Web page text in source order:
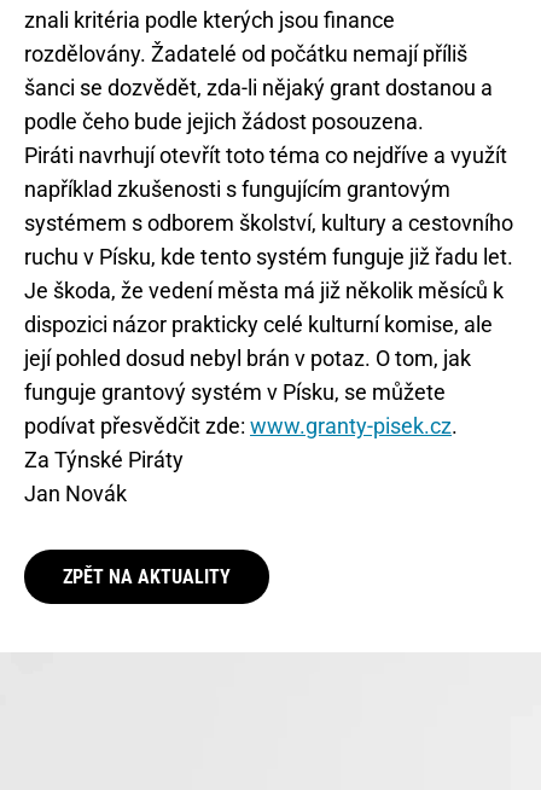
znali kritéria podle kterých jsou finance
rozdělovány. Žadatelé od počátku nemají příliš
šanci se dozvědět, zda-li nějaký grant dostanou a
podle čeho bude jejich žádost posouzena.
Piráti navrhují otevřít toto téma co nejdříve a využít
například zkušenosti s fungujícím grantovým
systémem s odborem školství, kultury a cestovního
ruchu v Písku, kde tento systém funguje již řadu let.
Je škoda, že vedení města má již několik měsíců k
dispozici názor prakticky celé kulturní komise, ale
její pohled dosud nebyl brán v potaz. O tom, jak
funguje grantový systém v Písku, se můžete
podívat přesvědčit zde: www.granty-pisek.cz.
Za Týnské Piráty
Jan Novák
ZPĚT NA AKTUALITY